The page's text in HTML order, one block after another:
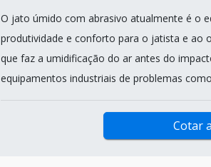
O jato úmido com abrasivo atualmente é o
produtividade e conforto para o jatista e ao
que faz a umidificação do ar antes do
equipamentos industriais de problemas
Cotar